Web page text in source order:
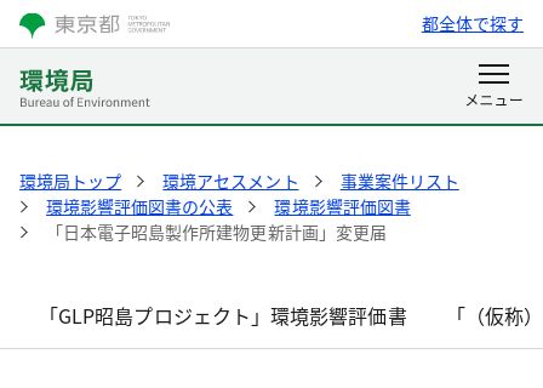
都全体で探す
環境局トップ 環境アセスメント
事業案件リスト
環境影響評価図書の公表
環境影響評価図書
「日本電子昭島製作所建物更新計画」変更届
「GLP昭島プロジェクト」環境影響評価書 「（仮称